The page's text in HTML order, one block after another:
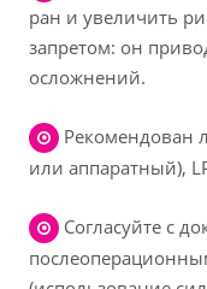
ран и увеличить
запретом: он
осложнений.
Рекомендован
или аппаратный),
Согласуйте с